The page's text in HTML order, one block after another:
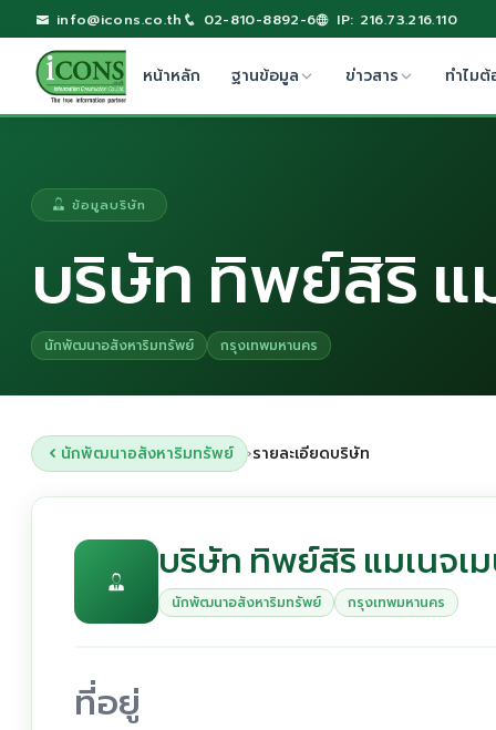
info@icons.co.th 02-810-8892-6 IP: 216.73.216.110
หน้าหลัก ฐานข้อมูล ข่าวสาร ทำไมต้
ข้อมูลบริษัท
บริษัท ทิพย์สิริ แ
นักพัฒนาอสังหาริมทรัพย์ กรุงเทพมหานคร
นักพัฒนาอสังหาริมทรัพย์ ›รายละเอียดบริษัท
บริษัท ทิพย์สิริ แมเนจเ
นักพัฒนาอสังหาริมทรัพย์ กรุงเทพมหานคร
ที่อยู่